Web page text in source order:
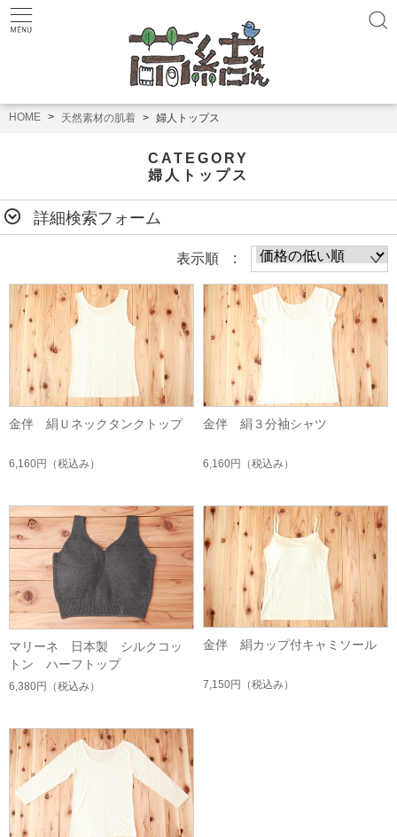
HOME 天然素材の肌着 婦人トップス
CATEGORY
婦人トップス
詳細検索フォーム
表示順 :
金伴 絹Ｕネックタンクトップ
6,160円 （税込み）
金伴 絹３分袖シャツ
6,160円 （税込み）
マリーネ 日本製 シルクコッ
トン ハーフトップ
6,380円 （税込み）
金伴 絹カップ付キャミソール
7,150円 （税込み）